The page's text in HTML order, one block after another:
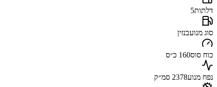
דלתות5
סוג מנועבנזין
כוח סוס160 כ״ס
נפח מנוע2378 סמ״ק